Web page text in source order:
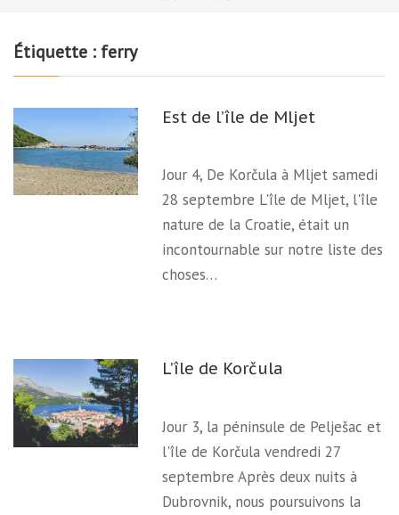
Étiquette : ferry
Est de l’île de Mljet
Jour 4, De Korčula à Mljet samedi
28 septembre L'île de Mljet, l'île
nature de la Croatie, était un
incontournable sur notre liste des
choses…
L’île de Korčula
Jour 3, la péninsule de Pelješac et
l'île de Korčula vendredi 27
septembre Après deux nuits à
Dubrovnik, nous poursuivons la